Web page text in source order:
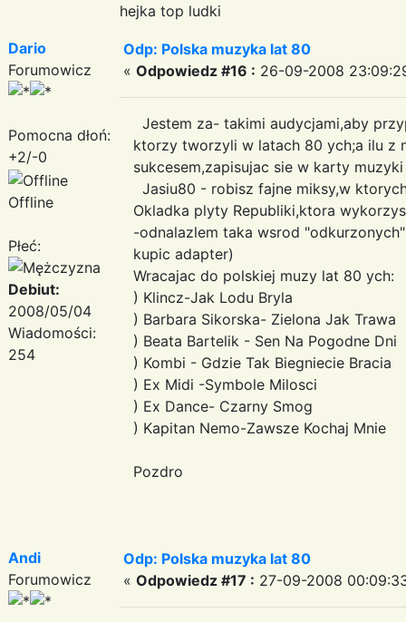
hejka top ludki
Dario
Forumowicz
Pomocna dłoń:
+2/-0
Offline
Płeć:
Debiut:
2008/05/04
Wiadomości:
254
Odp: Polska muzyka lat 80
« Odpowiedz #16 : 26-09-2008
Jestem za- takimi audycjami,aby
ktorzy tworzyli w latach 80 ych;a ilu z
sukcesem,zapisujac sie w karty
Jasiu80 - robisz fajne miksy,w
Okladka plyty Republiki,ktora
-odnalazlem taka wsrod
kupic adapter)
Wracajac do polskiej muzy lat 80 ych:
) Klincz-Jak Lodu Bryla
) Barbara Sikorska- Zielona Jak Trawa
) Beata Bartelik - Sen Na Pogodne Dni
) Kombi - Gdzie Tak Biegniecie Bracia
) Ex Midi -Symbole Milosci
) Ex Dance- Czarny Smog
) Kapitan Nemo-Zawsze Kochaj Mnie
Pozdro
Andi
Forumowicz
Odp: Polska muzyka lat 80
« Odpowiedz #17 : 27-09-2008